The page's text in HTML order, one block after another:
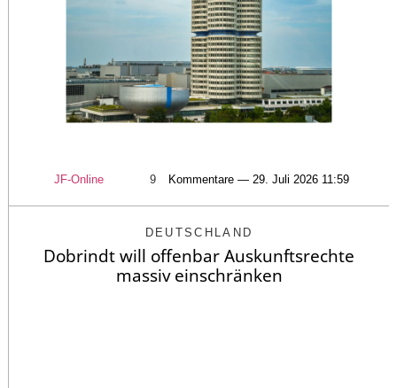
JF-Online 9 Kommentare — 29. Juli 2026 11:59
DEUTSCHLAND
Dobrindt will offenbar Auskunftsrechte
massiv einschränken